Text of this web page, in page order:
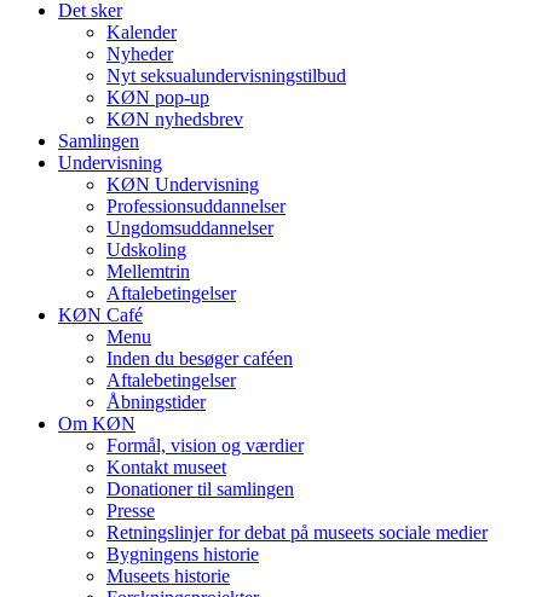
Det sker
Kalender
Nyheder
Nyt seksualundervisningstilbud
KØN pop-up
KØN nyhedsbrev
Samlingen
Undervisning
KØN Undervisning
Professionsuddannelser
Ungdomsuddannelser
Udskoling
Mellemtrin
Aftalebetingelser
KØN Café
Menu
Inden du besøger caféen
Aftalebetingelser
Åbningstider
Om KØN
Formål, vision og værdier
Kontakt museet
Donationer til samlingen
Presse
Retningslinjer for debat på museets sociale medier
Bygningens historie
Museets historie